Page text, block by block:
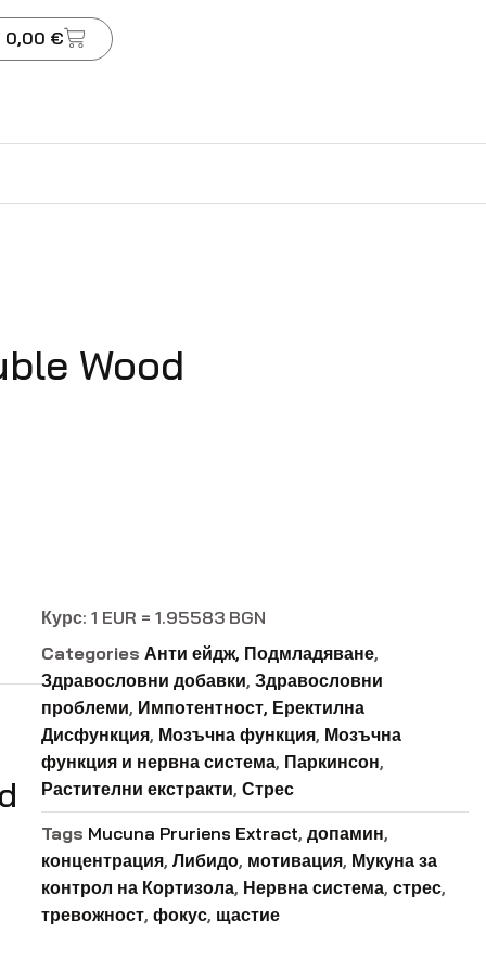
€
Wood
Курс: 1 EUR = 1.95583 BGN
Categories Анти ейдж, Подмладяване,
Здравословни добавки,Здравословни
проблеми, Импотентност, Еректилна
Дисфункция, Мозъчна функция, Мозъчна
функция и нервна система, Паркинсон,
Растителни екстракти,Стрес
Tags Mucuna Pruriens Extract,допамин,
концентрация,Либидо, мотивация, Мукуна за
контрол на Кортизола, Нервна система,стрес,
тревожност,фокус, щастие